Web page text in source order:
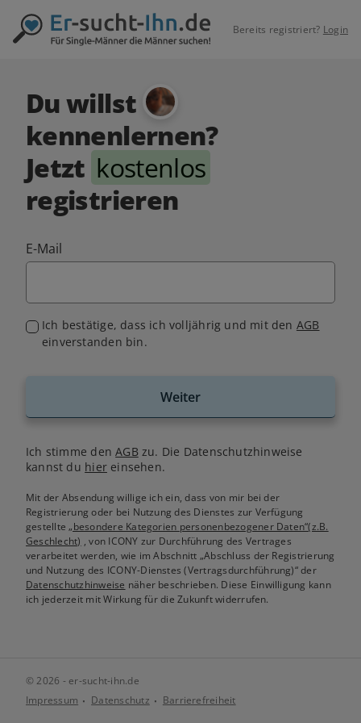
Bereits registriert? Login
Du willst
kennenlernen?
Jetzt kostenlos
registrieren
E-Mail
Ich bestätige, dass ich volljährig und mit den AGB
einverstanden bin.
Weiter
Ich stimme denAGB zu. Die Datenschutzhinweise
kannst du hiereinsehen.
Mit der Absendung willige ich ein, dass von mir bei der
Registrierung oder bei Nutzung des Dienstes zur Verfügung
gestellte„besondere Kategorien personenbezogener Daten“(z.B.
Geschlecht) , von ICONY zur Durchführung des Vertrages
verarbeitet werden, wie im Abschnitt „Abschluss der Registrierung
und Nutzung des ICONY-Dienstes (Vertragsdurchführung)“ der
Datenschutzhinweise näher beschrieben. Diese Einwilligung kann
ich jederzeit mit Wirkung für die Zukunft widerrufen.
© 2026 - er-sucht-ihn.de
Impressum
Datenschutz Barrierefreiheit